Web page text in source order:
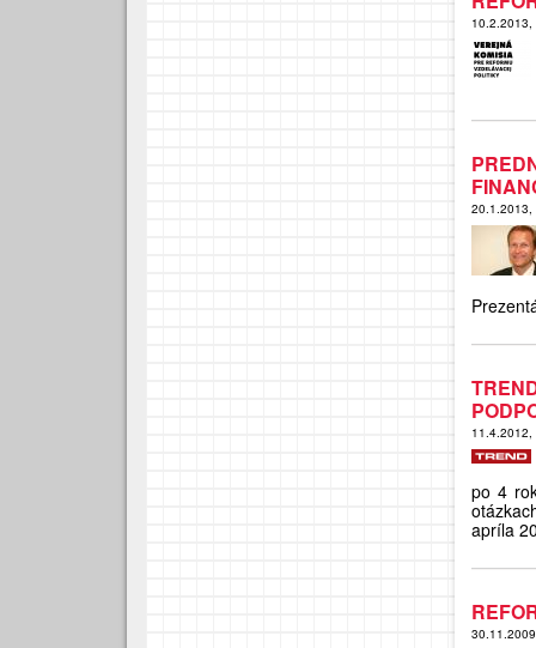
10.2.2013,
20.1.2013,
11.4.2012,
po 4
apríla